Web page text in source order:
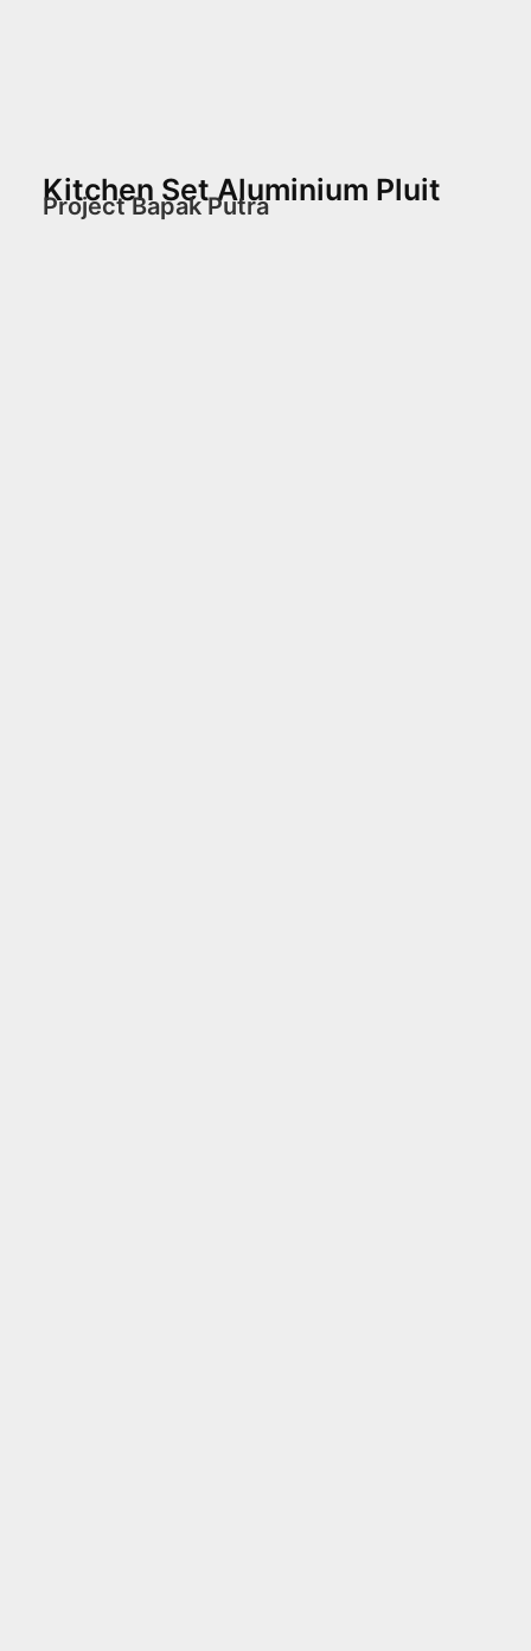
Kitchen Set Aluminium Pluit
Project Bapak Putra